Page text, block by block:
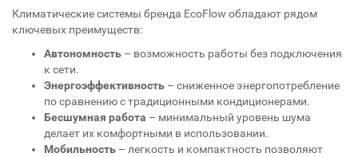
Климатические системы бренда EcoFlow обладают рядом
ключевых преимуществ:
Автономность – возможность работы без подключения
к сети.
Энергоэффективность – сниженное энергопотребление
по сравнению с традиционными кондиционерами.
Бесшумная работа – минимальный уровень шума
делает их комфортными в использовании.
Мобильность – легкость и компактность позволяют